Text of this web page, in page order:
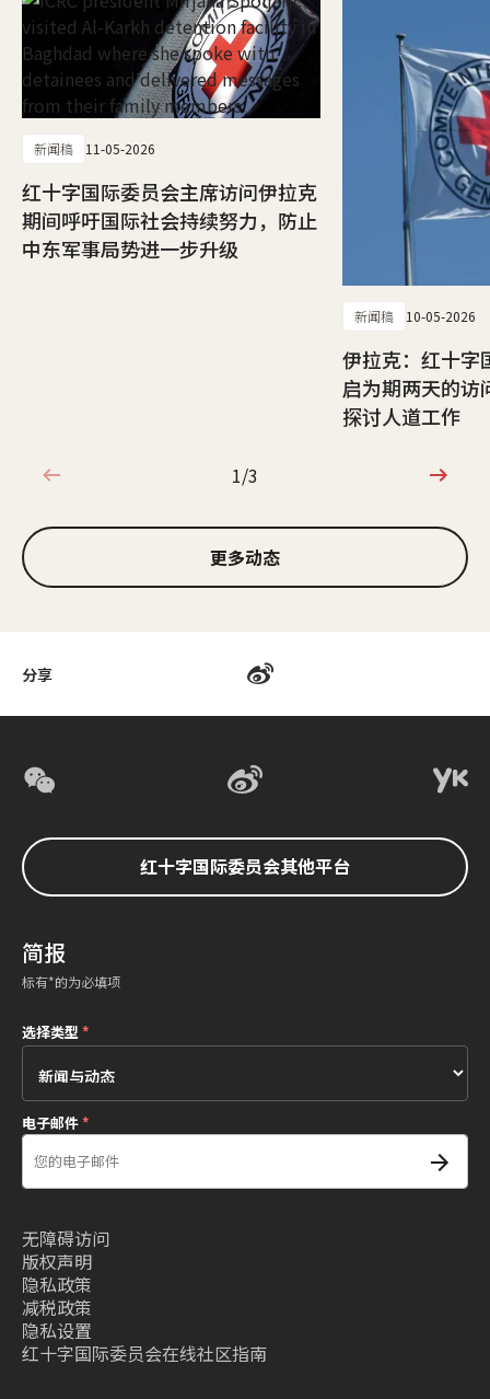
分享
新闻稿 11-05-2026
红十字国际委员会主席访问伊拉克
期间呼吁国际社会持续努力，防止
中东军事局势进一步升级
新闻稿 10-05-2026
伊拉克：红十字
启为期两天的访
探讨人道工作
1/3
1/3
更多动态
红十字国际委员会其他平台
简报
标有*的为必填项
选择类型*
电子邮件*
无障碍访问
版权声明
隐私政策
减税政策
隐私设置
红十字国际委员会在线社区指南